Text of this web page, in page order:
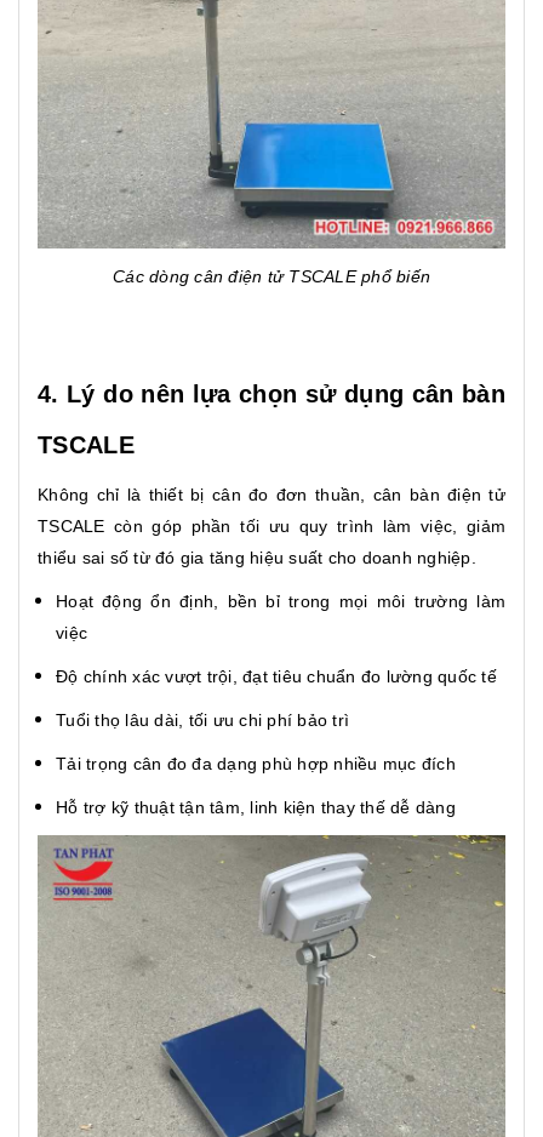
Các dòng cân điện tử TSCALE phổ biến
4. Lý do nên lựa chọn sử dụng cân bàn
TSCALE
Không chỉ là thiết bị cân đo đơn thuần, cân bàn điện tử
TSCALE còn góp phần tối ưu quy trình làm việc, giảm
thiểu sai số từ đó gia tăng hiệu suất cho doanh nghiệp.
Hoạt động ổn định, bền bỉ trong mọi môi trường làm
việc
Độ chính xác vượt trội, đạt tiêu chuẩn đo lường quốc tế
Tuổi thọ lâu dài, tối ưu chi phí bảo trì
Tải trọng cân đo đa dạng phù hợp nhiều mục đích
Hỗ trợ kỹ thuật tận tâm, linh kiện thay thế dễ dàng